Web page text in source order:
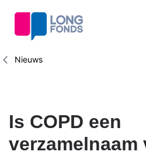
inhoud
Kruimelpad
Nieuws
Is COPD een
verzamelnaam